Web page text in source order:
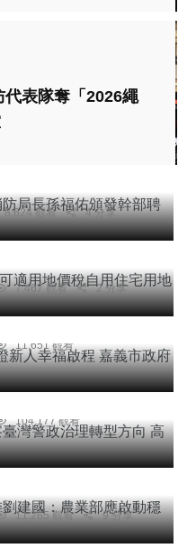
表隊奪「2026繩
8,624 觀看 4 分享
可適用地價稅自用住
7,467 觀看 2 分享
證新人幸福啟程 嘉義
11,651 觀看
臺灣警政治理轉型方
104,177 觀看
劉建國：農業部應啟
11,265 觀看 9 分享